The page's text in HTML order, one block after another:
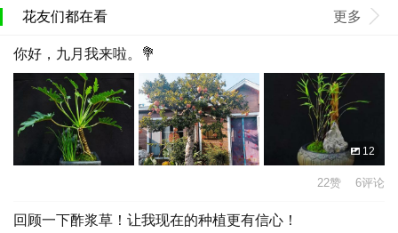
花友们都在看 更多
你好，九月我来啦。💐
12
22赞 6评论
回顾一下酢浆草！让我现在的种植更有信心！